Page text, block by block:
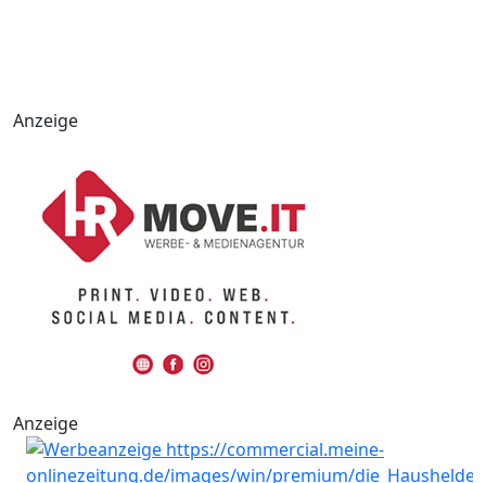
Anzeige
Anzeige